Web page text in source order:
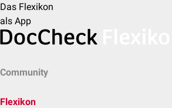
Das Flexikon
als App
Community
Flexikon